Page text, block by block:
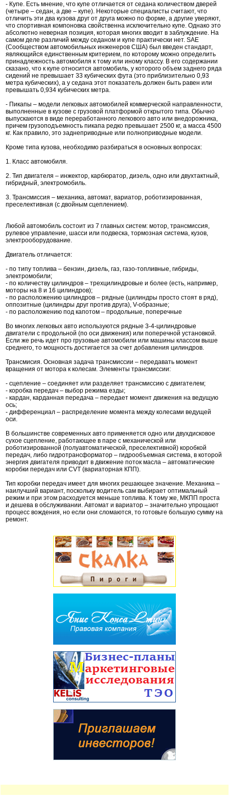
- Купе. Есть мнение, что купе отличается от седана количеством дверей
(четыре – седан, а две – купе). Некоторые специалисты считают, что
отличить эти два кузова друг от друга можно по форме, а другие уверяют,
что спортивная компоновка свойственна исключительно купе. Однако это
абсолютно неверная позиция, которая многих вводит в заблуждение. На
самом деле различий между седаном и купе практически нет. SAE
(Сообществом автомобильных инженеров США) был введен стандарт,
являющийся единственным критерием, по которому можно определить
принадлежность автомобиля к тому или иному классу. В его содержании
сказано, что к купе относится автомобиль, у которого объем заднего ряда
сидений не превышает 33 кубических фута (это приблизительно 0,93
метра кубических), а у седана этот показатель должен быть равен или
превышать 0,934 кубических метра.
- Пикапы – модели легковых автомобилей коммерческой направленности,
выполненные в кузове с грузовой платформой открытого типа. Обычно
выпускаются в виде переработанного легкового авто или внедорожника,
причем грузоподъемность пикапа редко превышает 2500 кг, а масса 4500
кг. Как правило, это заднеприводные или полноприводные модели.
Кроме типа кузова, необходимо разбираться в основных вопросах:
1. Класс автомобиля.
2. Тип двигателя – инжектор, карбюратор, дизель, одно или двухтактный,
гибридный, электромобиль.
3. Трансмиссия – механика, автомат, вариатор, роботизированная,
преселективная (с двойным сцеплением).
Любой автомобиль состоит из 7 главных систем: мотор, трансмиссия,
рулевое управление, шасси или подвеска, тормозная система, кузов,
электрооборудование.
Двигатель отличается:
- по типу топлива – бензин, дизель, газ, газо-топливные, гибриды,
электромобили;
- по количеству цилиндров – трехцилиндровые и более (есть, например,
моторы на 8 и 16 цилиндров);
- по расположению цилиндров – рядные (цилиндры просто стоят в ряд),
оппозитные (цилиндры друг против друга), V-образные;
- по расположению под капотом – продольные, поперечные
Во многих легковых авто используются рядные 3-4-цилиндровые
двигатели с продольной (по оси движения) или поперечной установкой.
Если же речь идет про грузовые автомобили или машины классом выше
среднего, то мощность достигается за счет добавления цилиндров.
Трансмисия. Основная задача трансмиссии – передавать момент
вращения от мотора к колесам. Элементы трансмиссии:
- сцепление – соединяет или разделяет трансмиссию с двигателем;
- коробка передач – выбор режима езды;
- кардан, карданная передача – передает момент движения на ведущую
ось;
- дифференциал – распределение момента между колесами ведущей
оси.
В большинстве современных авто применяется одно или двухдисковое
сухое сцепление, работающее в паре с механической или
роботизированной (полуавтоматической, преселективной) коробкой
передач, либо гидротрансформатор – гидрообъемная система, в которой
энергия двигателя приводит в движение поток масла – автоматические
коробки передач или CVT (вариаторная КПП).
Тип коробки передач имеет для многих решающее значение. Механика –
наилучший вариант, поскольку водитель сам выбирает оптимальный
режим и при этом расходуется меньше топлива. К тому же, МКПП проста
и дешева в обслуживании. Автомат и вариатор – значительно упрощают
процесс вождения, но если они сломаются, то готовьте большую сумму на
ремонт.